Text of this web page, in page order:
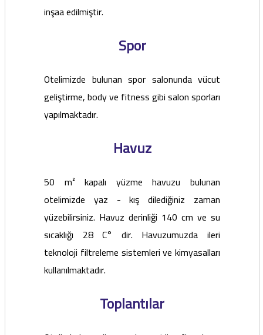
inşaa edilmiştir.
Spor
Otelimizde bulunan spor salonunda vücut
geliştirme, body ve fitness gibi salon sporları
yapılmaktadır.
Havuz
50 m² kapalı yüzme havuzu bulunan
otelimizde yaz - kış dilediğiniz zaman
yüzebilirsiniz. Havuz derinliği 140 cm ve su
sıcaklığı 28 C° dir. Havuzumuzda ileri
teknoloji filtreleme sistemleri ve kimyasalları
kullanılmaktadır.
Toplantılar